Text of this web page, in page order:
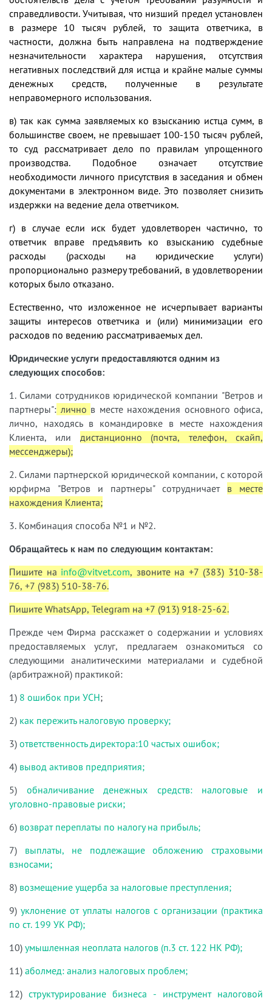
справедливости. Учитывая, что низший предел установлен
в размере 10 тысяч рублей, то защита ответчика, в
частности, должна быть направлена на подтверждение
незначительности характера нарушения, отсутствия
негативных последствий для истца и крайне малые суммы
денежных средств, полученные в результате
неправомерного использования.
в) так как сумма заявляемых ко взысканию истца сумм, в
большинстве своем, не превышает 100-150 тысяч рублей,
то суд рассматривает дело по правилам упрощенного
производства. Подобное означает отсутствие
необходимости личного присутствия в заседания и обмен
документами в электронном виде. Это позволяет снизить
издержки на ведение дела ответчиком.
г) в случае если иск будет удовлетворен частично, то
ответчик вправе предъявить ко взысканию судебные
расходы (расходы на юридические услуги)
пропорционально размеру требований, в удовлетворении
которых было отказано.
Естественно, что изложенное не исчерпывает варианты
защиты интересов ответчика и (или) минимизации его
расходов по ведению рассматриваемых дел.
Юридические услуги предоставляются одним из
следующих способов:
1. Силами сотрудников юридической компании "Ветров и
партнеры": лично в месте нахождения основного офиса,
лично, находясь в командировке в месте нахождения
Клиента, или дистанционно (почта, телефон, скайп,
мессенджеры);
2. Силами партнерской юридической компании, с которой
юрфирма "Ветров и партнеры" сотрудничает в месте
нахождения Клиента;
3. Комбинация способа №1 и №2.
Обращайтесь к нам по следующим контактам:
Пишите на info@vitvet.com, звоните на +7 (383) 310-38-
76, +7 (983) 510-38-76.
Пишите WhatsApp, Telegram на +7 (913) 918-25-62.
Прежде чем Фирма расскажет о содержании и условиях
предоставляемых услуг, предлагаем ознакомиться со
следующими аналитическими материалами и судебной
(арбитражной) практикой:
1) 8 ошибок при УСН;
2) как пережить налоговую проверку;
3) ответственность директора:10 частых ошибок;
4) вывод активов предприятия;
5) обналичивание денежных средств: налоговые и
уголовно-правовые риски;
6) возврат переплаты по налогу на прибыль;
7) выплаты, не подлежащие обложению страховыми
взносами;
8) возмещение ущерба за налоговые преступления;
9) уклонение от уплаты налогов с организации (практика
по ст. 199 УК РФ);
10) умышленная неоплата налогов (п.3 ст. 122 НК РФ);
11) аболмед: анализ налоговых проблем;
12) структурирование бизнеса - инструмент налоговой